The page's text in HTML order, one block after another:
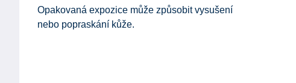
Opakovaná expozice může způsobit vysušení
nebo popraskání kůže.